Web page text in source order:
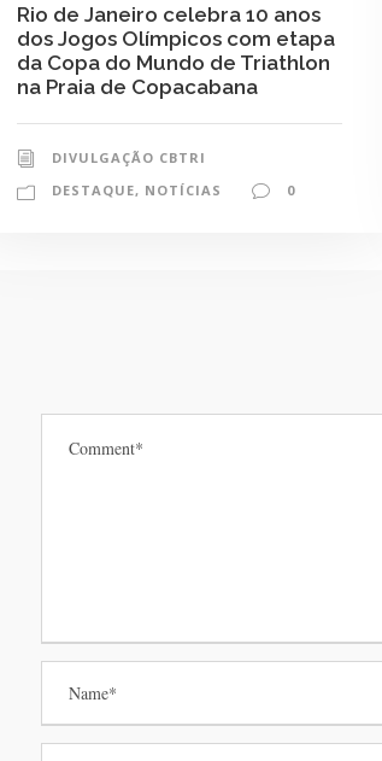
Rio de Janeiro celebra 10 anos
dos Jogos Olímpicos com etapa
da Copa do Mundo de Triathlon
na Praia de Copacabana
DIVULGAÇÃO CBTRI
DESTAQUE, NOTÍCIAS 0